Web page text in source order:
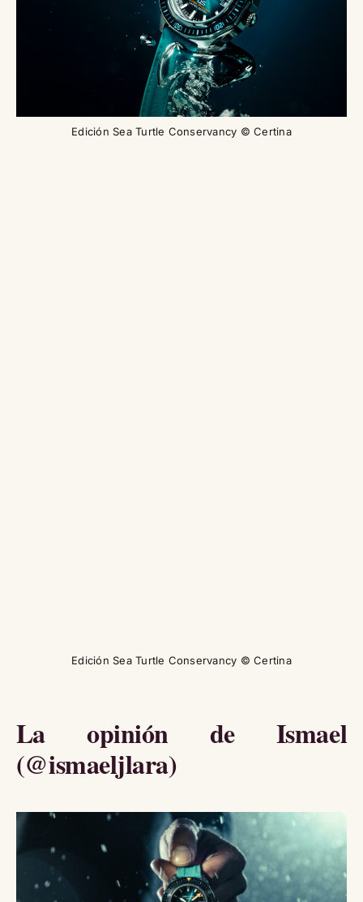
Edición Sea Turtle Conservancy © Certina
Edición Sea Turtle Conservancy © Certina
La opinión de Ismael
(@ismaeljlara)